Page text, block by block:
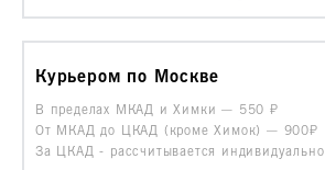
Курьером по Москве
В пределах МКАД и Химки — 550
От МКАД до ЦКАД (кроме Химок) — 900₽
За ЦКАД - рассчитывается индивидуально